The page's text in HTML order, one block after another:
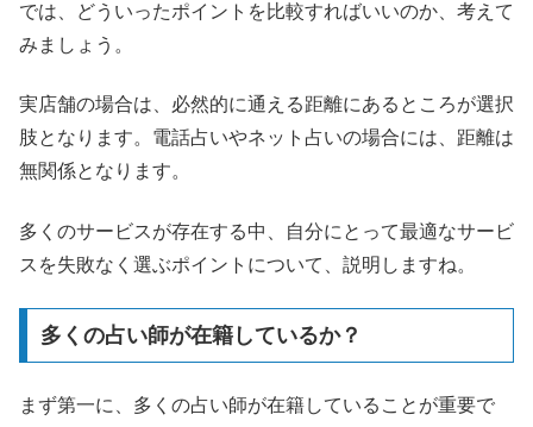
では、どういったポイントを比較すればいいのか、考えて
みましょう。
実店舗の場合は、必然的に通える距離にあるところが選択
肢となります。電話占いやネット占いの場合には、距離は
無関係となります。
多くのサービスが存在する中、自分にとって最適なサービ
スを失敗なく選ぶポイントについて、説明しますね。
多くの占い師が在籍しているか？
まず第一に、多くの占い師が在籍していることが重要で